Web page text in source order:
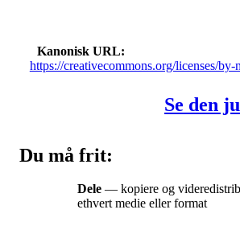
Kanonisk URL
https://creativecommons.org/licenses/by-
Se den
Du må frit:
Dele — kopiere og
ethvert medie eller format